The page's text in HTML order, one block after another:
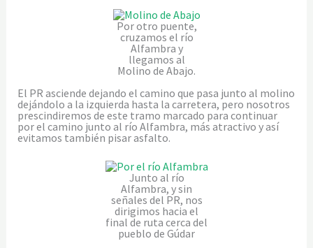
Por otro puente,
cruzamos el río
Alfambra y
llegamos al
Molino de Abajo.
El PR asciende dejando el camino que pasa junto al molino
dejándolo a la izquierda hasta la carretera, pero nosotros
prescindiremos de este tramo marcado para continuar
por el camino junto al río Alfambra, más atractivo y así
evitamos también pisar asfalto.
Junto al río
Alfambra, y sin
señales del PR, nos
dirigimos hacia el
final de ruta cerca del
pueblo de Gúdar